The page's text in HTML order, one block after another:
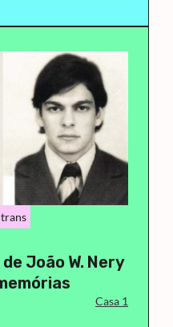
João W. Nery
Casa 1